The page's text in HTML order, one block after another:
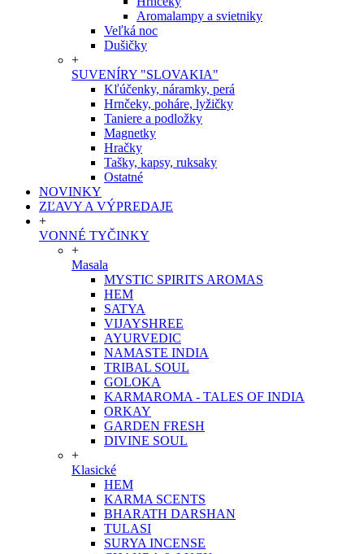
Aromalampy a svietniky
Veľká noc
Dušičky
+
SUVENÍRY "SLOVAKIA"
Kľúčenky, náramky, perá
Hrnčeky, poháre, lyžičky
Taniere a podložky
Magnetky
Hračky
Tašky, kapsy, ruksaky
Ostatné
NOVINKY
ZĽAVY A VÝPREDAJE
+
VONNÉ TYČINKY
+
Masala
MYSTIC SPIRITS AROMAS
HEM
SATYA
VIJAYSHREE
AYURVEDIC
NAMASTE INDIA
TRIBAL SOUL
GOLOKA
KARMAROMA - TALES OF INDIA
ORKAY
GARDEN FRESH
DIVINE SOUL
+
Klasické
HEM
KARMA SCENTS
BHARATH DARSHAN
TULASI
SURYA INCENSE